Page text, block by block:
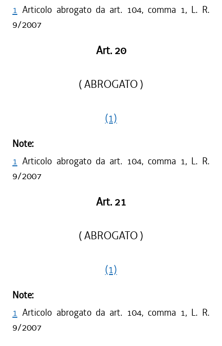
1 Articolo abrogato da art. 104, comma 1, L. R.
9/2007
Art. 20
( ABROGATO )
(1)
Note:
1 Articolo abrogato da art. 104, comma 1, L. R.
9/2007
Art. 21
( ABROGATO )
(1)
Note:
1 Articolo abrogato da art. 104, comma 1, L. R.
9/2007